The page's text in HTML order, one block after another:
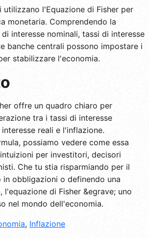
utilizzano l'Equazione di Fisher per
monetaria. Comprendendo la
interesse nominali, tassi di interesse
banche centrali possono impostare i
stabilizzare l'economia.
offre un quadro chiaro per
tra i tassi di interesse
reali e l'inflazione.
possiamo vedere come essa
per investitori, decisori
Che tu stia risparmiando per il
obbligazioni o definendo una
l'equazione di Fisher &egrave; uno
nel mondo dell'economia.
, Inflazione